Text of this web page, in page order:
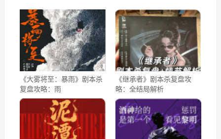
《大雾将至：暴雨》剧本杀
复盘攻略：雨
《继承者》剧本杀复盘攻
略：全结局解析